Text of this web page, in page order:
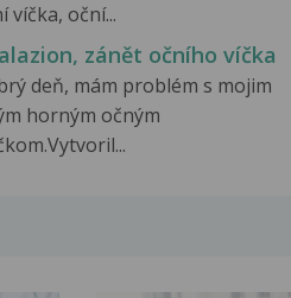
víčka, oční...
zánět očního víčka
deň, mám problém s mojim
horným očným